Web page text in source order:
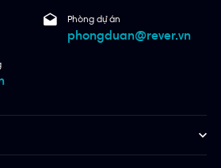
Phòng dự án
phongduan@rever.vn